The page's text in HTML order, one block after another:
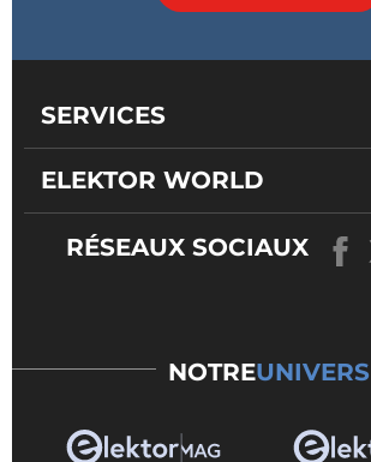
SERVICES
ELEKTOR WORLD
RÉSEAUX SOCIAUX
NOTREUNIVERS